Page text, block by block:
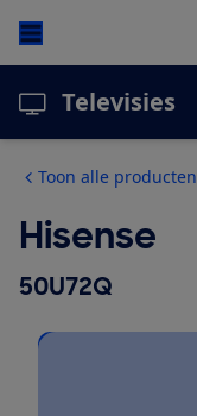
Televisies
Toon alle producten
Hisense
50U72Q